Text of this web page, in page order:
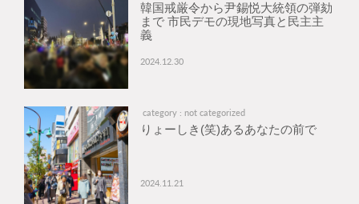
韓国戒厳令から尹錫悦大統領の弾劾
まで 市民デモの現地写真と民主主
義
2024.12.30
category : not categorized
りょーしき(笑)あるあなたの前で
2024.11.21